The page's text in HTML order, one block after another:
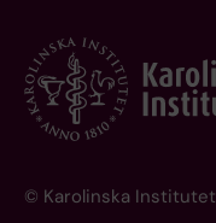
© Karolinska